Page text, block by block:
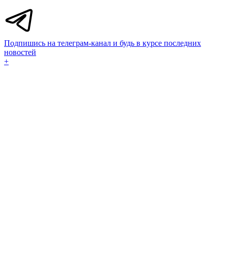
Подпишись на телеграм-канал и будь в курсе последних
новостей
+